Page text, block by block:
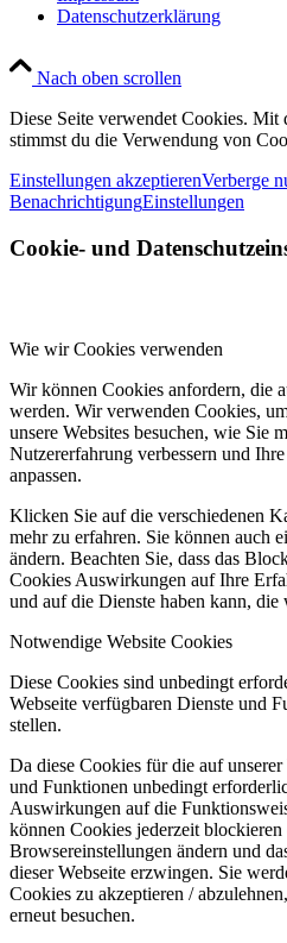
Datenschutzerklärung
Nach oben scrollen
Diese Seite verwendet Cookies. Mit
stimmst du die Verwendung von
Einstellungen akzeptierenVerberge
BenachrichtigungEinstellungen
Cookie- und
Wie wir Cookies verwenden
Wir können Cookies anfordern, die
werden. Wir verwenden Cookies,
unsere Websites besuchen, wie Sie
Nutzererfahrung verbessern und
anpassen.
Klicken Sie auf die verschiedenen
mehr zu erfahren. Sie können auch
ändern. Beachten Sie, dass das
Cookies Auswirkungen auf Ihre
und auf die Dienste haben kann, die
Notwendige Website Cookies
Diese Cookies sind unbedingt
Webseite verfügbaren Dienste und
stellen.
Da diese Cookies für die auf
und Funktionen unbedingt
Auswirkungen auf die
können Cookies jederzeit
Browsereinstellungen ändern und
dieser Webseite erzwingen. Sie
Cookies zu akzeptieren /
erneut besuchen.